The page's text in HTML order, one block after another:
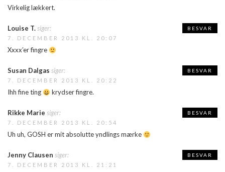
Virkelig lækkert.
Louise T.siger:
7. DECEMBER 2013 KL. 20:07
Xxxx’er fingre
BESVAR
Susan Dalgas siger:
7. DECEMBER 2013 KL. 20:22
Ihh fine ting krydser fingre.
BESVAR
Rikke Marie siger:
7. DECEMBER 2013 KL. 20:54
Uh uh, GOSH er mit absolutte yndlings mærke
BESVAR
Jenny Clausen siger:
7. DECEMBER 2013 KL. 21:21
BESVAR